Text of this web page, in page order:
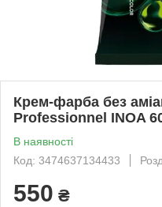
Крем-фарба без
Professionnel INOA
В наявності
Код: 3474637134433
550 ₴